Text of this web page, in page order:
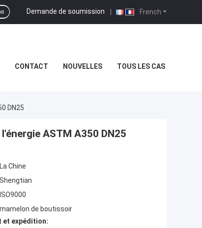
French
Demande de soumission |
CONTACT NOUVELLES TOUS LES CAS
DN25
ASTM A350 DN25
La Chine
Shengtian
ISO9000
mamelon de boutissoir
et expédition: